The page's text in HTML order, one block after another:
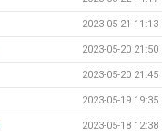
2023-05-21 11:13
2023-05-20 21:50
2023-05-20 21:45
2023-05-19 19:35
2023-05-18 12:38